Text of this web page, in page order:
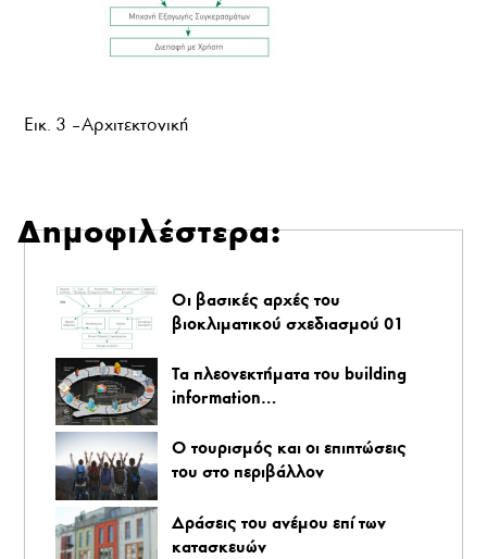
Εικ. 3 – Αρχιτεκτονική
Δημοφιλέστερα:
Οι βασικές αρχές του
βιοκλιματικού σχεδιασμού 01
Τα πλεονεκτήματα του building
information…
O τουρισμός και οι επιπτώσεις
του στο περιβάλλον
Δράσεις του ανέμου επί των
κατασκευών